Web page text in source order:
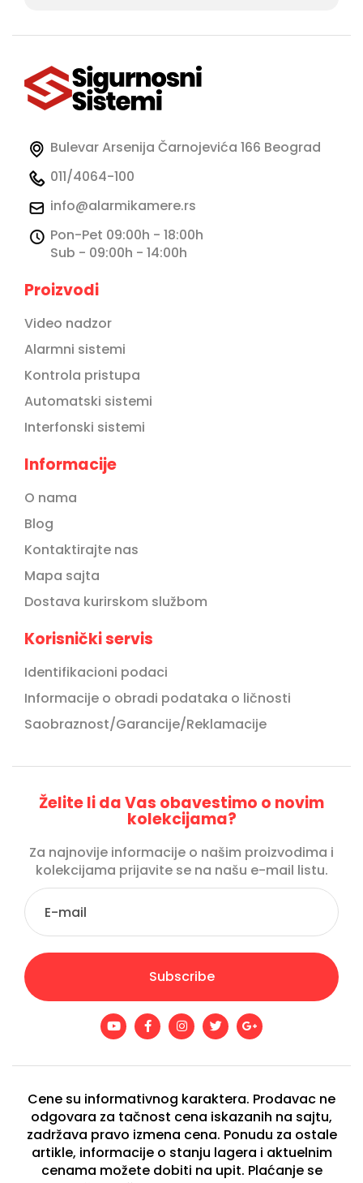
Kontakt
Brendovi
proizvodi
Bulevar Arsenija Čarnojevića 166 Beograd
011/4064-100
info@alarmikamere.rs
Pon-Pet 09:00h - 18:00h
Sub - 09:00h - 14:00h
Proizvodi
Video nadzor
Alarmni sistemi
Kontrola pristupa
Automatski sistemi
Interfonski sistemi
Informacije
O nama
Blog
Kontaktirajte nas
Mapa sajta
Dostava kurirskom službom
Korisnički servis
Identifikacioni podaci
Informacije o obradi podataka o ličnosti
Saobraznost/Garancije/Reklamacije
Želite li da Vas obavestimo o novim
kolekcijama?
Za najnovije informacije o našim proizvodima i
kolekcijama prijavite se na našu e-mail listu.
Subscribe
Cene su informativnog karaktera. Prodavac ne
odgovara za tačnost cena iskazanih na sajtu,
zadržava pravo izmena cena. Ponudu za ostale
artikle, informacije o stanju lagera i aktuelnim
cenama možete dobiti na upit. Plaćanje se